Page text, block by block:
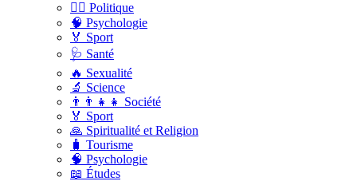
👨‍⚖️ Politique
🧠 Psychologie
🏅 Sport
🩺 Santé
🔥 Sexualité
🔬 Science
👨‍👨‍👧‍👧 Société
🏅 Sport
🙏 Spiritualité et Religion
🧳 Tourisme
🧠 Psychologie
📖 Études